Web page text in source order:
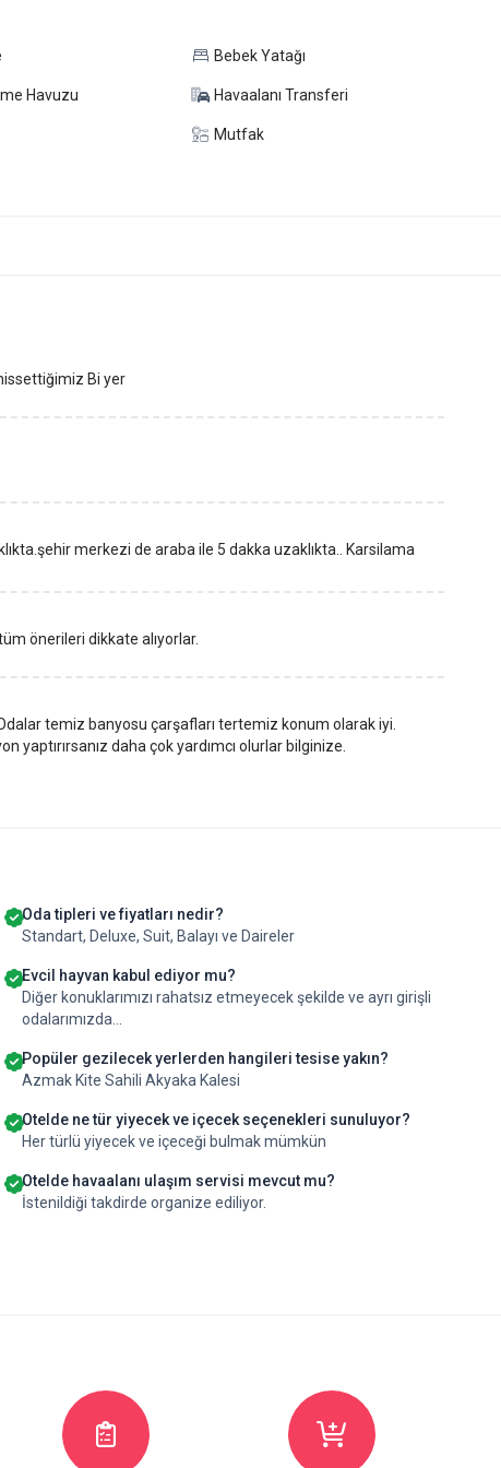
Bebek Yatağı
Havuzu Havaalanı Transferi
Mutfak
Bi yer
merkezi de araba ile 5 dakka uzaklıkta.. Karsilama
önerileri dikkate alıyorlar.
temiz banyosu çarşafları tertemiz konum olarak iyi.
daha çok yardımcı olurlar bilginize.
Oda tipleri ve fiyatları nedir?
Standart, Deluxe, Suit, Balayı ve Daireler
Evcil hayvan kabul ediyor mu?
Diğer konuklarımızı rahatsız etmeyecek şekilde ve ayrı girişli
odalarımızda...
Popüler gezilecek yerlerden hangileri tesise yakın?
Azmak Kite Sahili Akyaka Kalesi
Otelde ne tür yiyecek ve içecek seçenekleri sunuluyor?
Her türlü yiyecek ve içeceği bulmak mümkün
Otelde havaalanı ulaşım servisi mevcut mu?
İstenildiği takdirde organize ediliyor.